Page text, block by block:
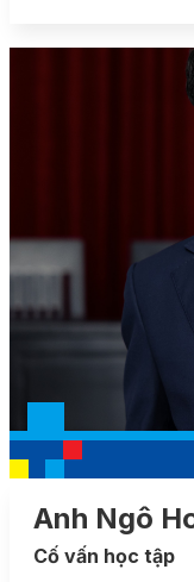
Anh Ngô
Cố vấn học tập